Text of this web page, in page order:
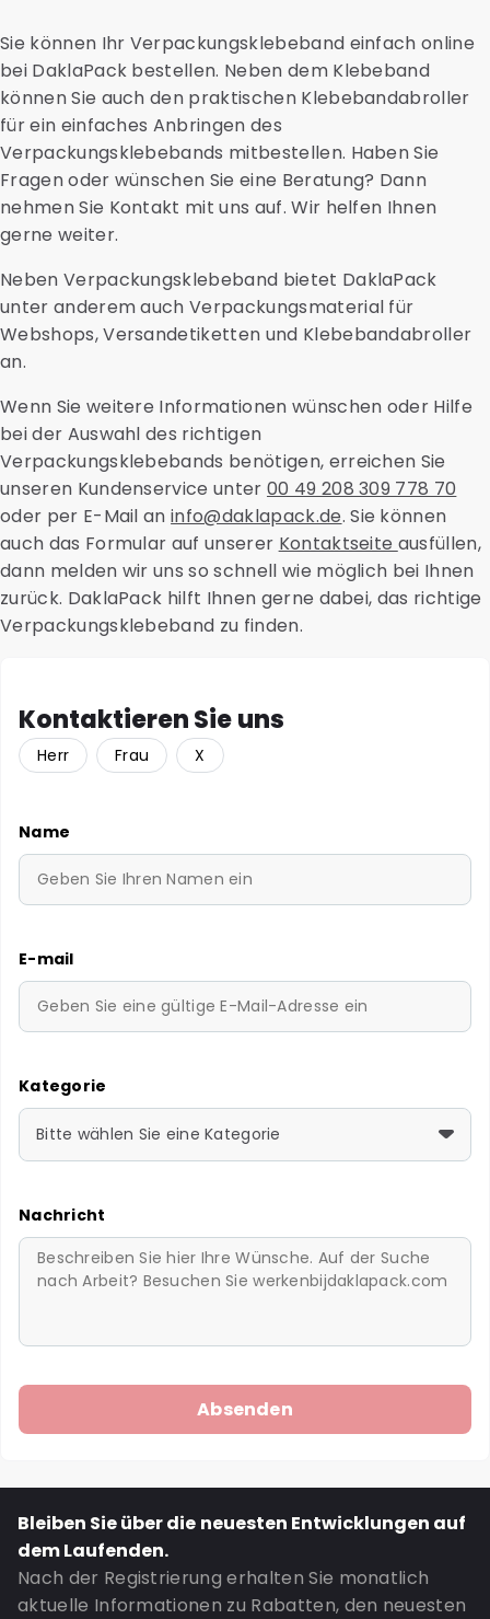
Kartonhalterungen, Sicherheitstaschen und
saugfähige Materialien erhalten Sie bei uns.
Reaktionen darauf nachverfolgen.
Kontaktieren Sie uns für weitere Informationen oder
eine Beratung und fragen Sie nach den aktuellen
Versandtarifen.
Sie können Ihr Verpackungsklebeband einfach online
bei DaklaPack bestellen. Neben dem Klebeband
können Sie auch den praktischen Klebebandabroller
für ein einfaches Anbringen des
Verpackungsklebebands mitbestellen. Haben Sie
Fragen oder wünschen Sie eine Beratung? Dann
nehmen Sie Kontakt mit uns auf. Wir helfen Ihnen
gerne weiter.
Neben Verpackungsklebeband bietet DaklaPack
unter anderem auch Verpackungsmaterial für
Webshops, Versandetiketten und Klebebandabroller
an.
Wenn Sie weitere Informationen wünschen oder Hilfe
bei der Auswahl des richtigen
Verpackungsklebebands benötigen, erreichen Sie
unseren Kundenservice unter 00 49 208 309 778 70
oder per E-Mail aninfo@daklapack.de. Sie können
auch das Formular auf unserer Kontaktseite ausfüllen,
dann melden wir uns so schnell wie möglich bei Ihnen
zurück. DaklaPack hilft Ihnen gerne dabei, das richtige
Verpackungsklebeband zu finden.
Kontaktieren Sie uns
Herr Frau X
Name
E-mail
Kategorie
Bitte wählen Sie eine Kategorie
Nachricht
Bleiben Sie über die neuesten Entwicklungen auf
dem Laufenden.
Nach der Registrierung erhalten Sie monatlich
aktuelle Informationen zu Rabatten, den neuesten